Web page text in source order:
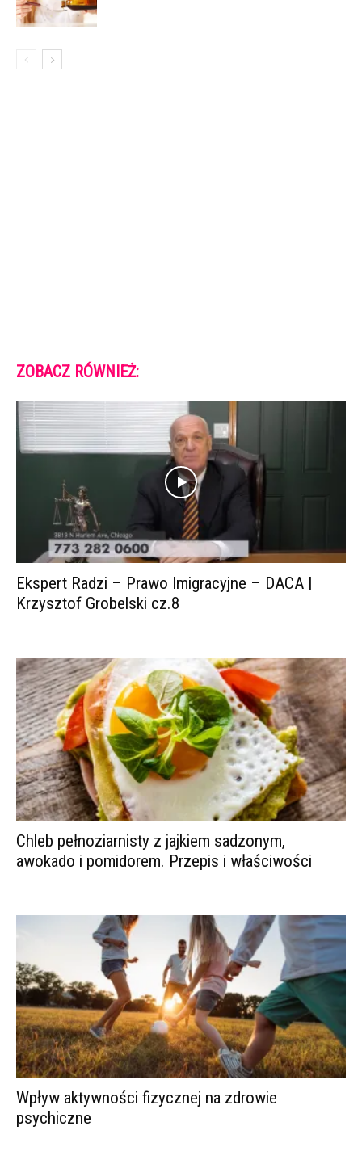
ZOBACZ RÓWNIEŻ:
Ekspert Radzi – Prawo Imigracyjne – DACA |
Krzysztof Grobelski cz.8
Chleb pełnoziarnisty z jajkiem sadzonym,
awokado i pomidorem. Przepis i właściwości
Wpływ aktywności fizycznej na zdrowie
psychiczne